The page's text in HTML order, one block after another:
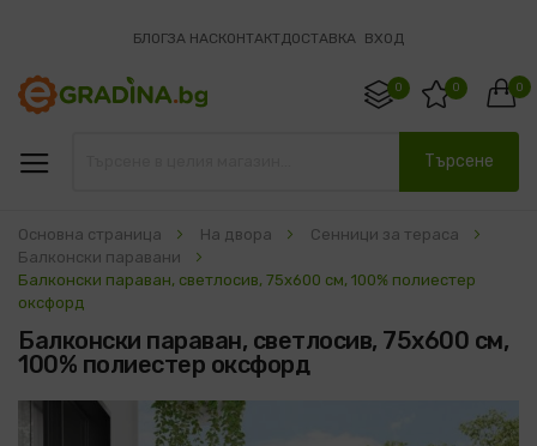
БЛОГЗА НАСКОНТАКТДОСТАВКА ВХОД
0
0 0
Търсене
Основна страница На двора
Сенници за тераса
Балконски паравани
Балконски параван, светлосив, 75x600 см, 100% полиестер
оксфорд
Балконски параван, светлосив, 75x600 см,
100% полиестер оксфорд
Преминете